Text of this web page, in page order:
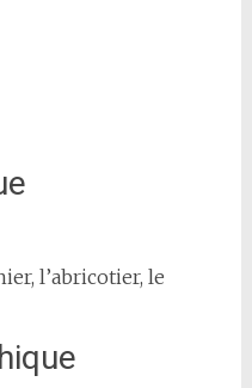
l’abricotier, le